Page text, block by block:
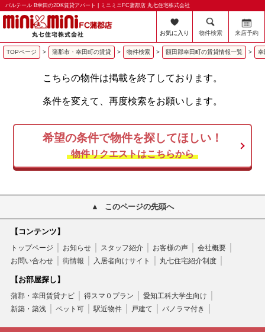
パルテール B幸田の2DK賃貸アパート | ミニミニFC蒲郡店 丸七住宅株式会社
お気に入り 物件検索 来店予約
TOPページ > 蒲郡市・幸田町の賃貸 > 物件検索 > 額田郡幸田町の賃貸情報一覧 > 幸
こちらの物件は掲載を終了しております。
条件を変えて、再度検索をお願いします。
希望の条件で物件を探してほしい！
物件リクエストはこちらから
このページの先頭へ
【コンテンツ】
トップページ お知らせ スタッフ紹介 お客様の声
会社概要
お問い合わせ
街情報 入居者向けサイト 丸七住宅紹介制度
【お部屋探し】
蒲郡・幸田賃貸ナビ 得スマ０プラン
愛知工科大学生向け
新築・築浅
ペット可 駅近物件 戸建て パノラマ付き